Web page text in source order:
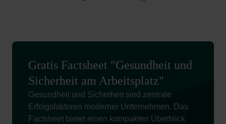
Gratis Factsheet "Gesundheit und
Sicherheit am Arbeitsplatz"
Gesundheit und Sicherheit sind zentrale
Erfolgsfaktoren moderner Unternehmen. Das
Factsheet bietet einen kompakten Überblick